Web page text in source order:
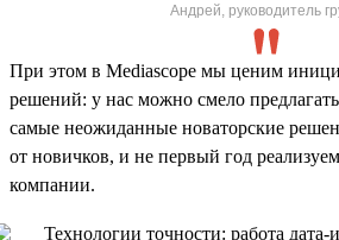
Андрей, руководитель
При этом в Mediascope мы ценим
решений: у нас можно смело
самые неожиданные новаторские
от новичков, и не первый год
компании.